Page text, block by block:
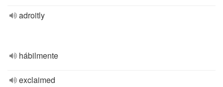
adroitly
hábilmente
exclaimed